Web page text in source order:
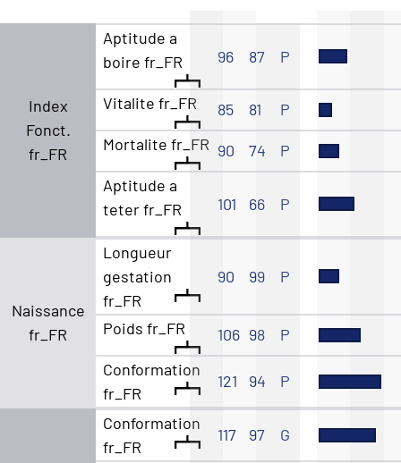
Index
Fonct.
fr_FR
Aptitude a
boire fr_FR
96 87 P
Vitalite fr_FR 85 81
P
Mortalite fr_FR 90 74
P
Aptitude a
teter fr_FR
101 66 P
Naissance
fr_FR
Longueur
gestation
fr_FR
90 99 P
Poids fr_FR 106 98
P
Conformation
fr_FR
121 94 P
Conformation
fr_FR
117 97 G